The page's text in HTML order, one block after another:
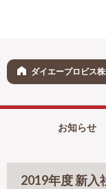
ダイエープロビス
お知らせ
2019年度 新入